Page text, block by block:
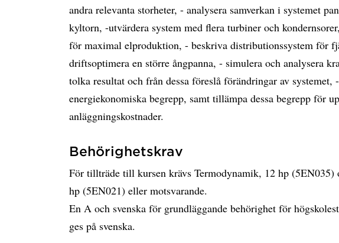
andra relevanta storheter, - analysera samverkan i systemet
kyltorn, -utvärdera system med flera turbiner och
för maximal elproduktion, - beskriva distributionssystem för
driftsoptimera en större ångpanna, - simulera och analysera
tolka resultat och från dessa föreslå förändringar av
energiekonomiska begrepp, samt tillämpa dessa begrepp för
anläggningskostnader.
Behörighetskrav
För tillträde till kursen krävs Termodynamik, 12 hp (5EN035)
hp (5EN021) eller motsvarande.
En A och svenska för grundläggande behörighet för
ges på svenska.